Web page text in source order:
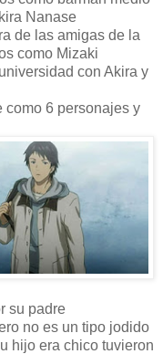
Nanase
de las amigas de la
como Mizaki
con Akira y
como 6 personajes y
su padre
no es un tipo jodido
hijo era chico tuvieron